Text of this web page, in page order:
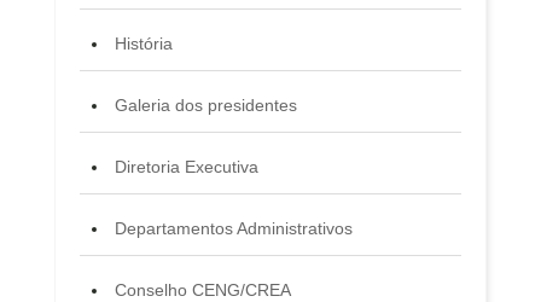
História
Galeria dos presidentes
Diretoria Executiva
Departamentos Administrativos
Conselho CENG/CREA